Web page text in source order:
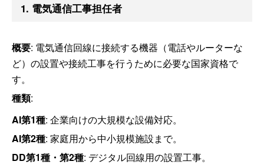
1. 電気通信工事担任者
概要: 電気通信回線に接続する機器（電話やルーターな
ど）の設置や接続工事を行うために必要な国家資格で
す。
種類:
AI第1種: 企業向けの大規模な設備対応。
AI第2種: 家庭用から中小規模施設まで。
DD第1種・第2種: デジタル回線用の設置工事。